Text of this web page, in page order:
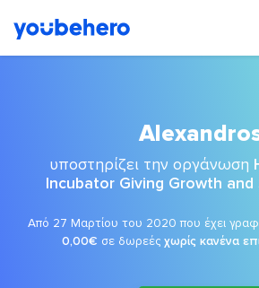
υποστηρίζει την οργάνωση
Incubator Giving Growth
Από 27 Μαρτίου του 2020 που έχει
0,00€ σε δωρεές χωρίς κανένα